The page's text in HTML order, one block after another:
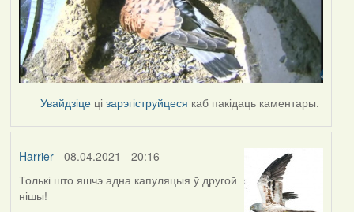
Увайдзіце цізарэгіструйцеся каб пакідаць каментары.
Harrier- 08.04.2021 - 20:16
Толькі што яшчэ адна капуляцыя ў другой
нішы!